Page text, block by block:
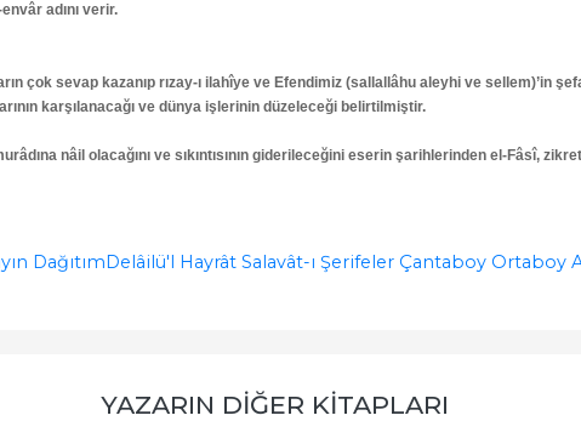
adını verir.
çok sevap kazanıp rızay-ı ilahîye ve Efendimiz (sallallâhu aleyhi ve sellem)’in
karşılanacağı ve dünya işlerinin düzeleceği belirtilmiştir.
nâil olacağını ve sıkıntısının giderileceğini eserin şarihlerinden el-Fâsî,
DağıtımDelâilü'l Hayrât Salavât-ı Şerifeler Çantaboy Ortaboy
YAZARIN DIĞER KITAPLARI